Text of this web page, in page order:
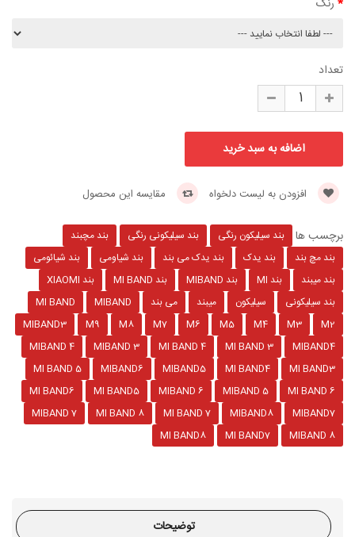
تعداد
افزودن به لیست دلخواه مقایسه این محصول
برچسب ها بند سیلیکون رنگی بند سیلیکونی رنگی
بند مچبند
بند مچ بند
بند یدک بند یدک می بند بند شیاومی
بند شیائومی
بند میبند
بند MI بند MIBAND بند MI BAND
بند XIAOMI
بند سیلیکونی
سیلیکون میبند می بند MIBAND
MI BAND
M2
M3
M4
M5
M6
M7
M8
M9
MIBAND3
MIBAND4
MI BAND 3
MI BAND 4
MIBAND 3
MIBAND 4
MI BAND3
MI BAND4
MIBAND5
MIBAND6
MI BAND 5
MI BAND 6
MIBAND 5
MIBAND 6
MI BAND5
MI BAND6
MIBAND7
MIBAND8
MI BAND 7
MI BAND 8
MIBAND 7
MIBAND 8
MI BAND7
MI BAND8
توضیحات